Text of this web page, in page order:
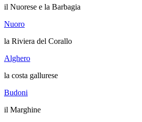
il Nuorese e la Barbagia
Nuoro
la Riviera del Corallo
Alghero
la costa gallurese
Budoni
il Marghine